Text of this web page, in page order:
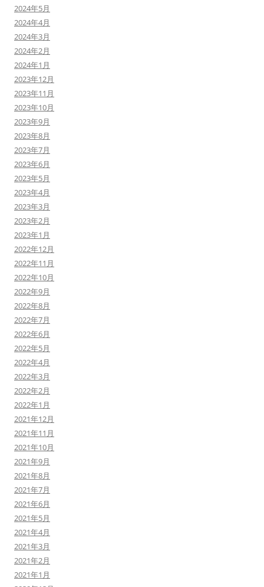
2024年5月
2024年4月
2024年3月
2024年2月
2024年1月
2023年12月
2023年11月
2023年10月
2023年9月
2023年8月
2023年7月
2023年6月
2023年5月
2023年4月
2023年3月
2023年2月
2023年1月
2022年12月
2022年11月
2022年10月
2022年9月
2022年8月
2022年7月
2022年6月
2022年5月
2022年4月
2022年3月
2022年2月
2022年1月
2021年12月
2021年11月
2021年10月
2021年9月
2021年8月
2021年7月
2021年6月
2021年5月
2021年4月
2021年3月
2021年2月
2021年1月